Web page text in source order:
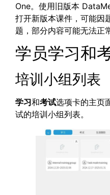
One。使用旧版本
打开新版本课件，可能因
题，部分内容可能无法正
学员学习和
培训小组列表
学习和考试选项卡的主页
试的培训小组列表。